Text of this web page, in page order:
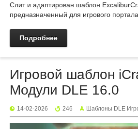
Слит и адаптирован шаблон
предназначенный для игрового
Подробнее
Игровой шаблон
Модули DLE 16.0
14-02-2026 246 Шаблоны DLE